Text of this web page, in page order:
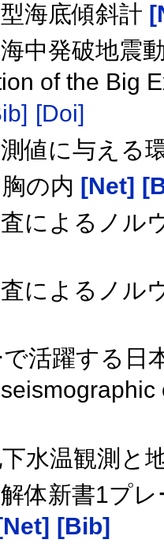
海底傾斜計
中発破地震
of the Big
[Doi]
値に与える
の内 [Net]
によるノル
によるノル
活躍する日
水温観測と
体新書1プ
[Bib]